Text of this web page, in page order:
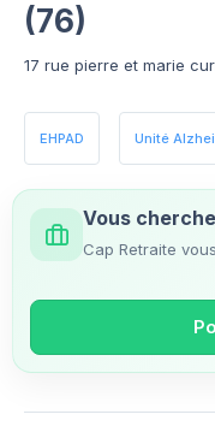
(76)
17 rue pierre et marie
EHPAD Unité
Vous
Cap Retraite